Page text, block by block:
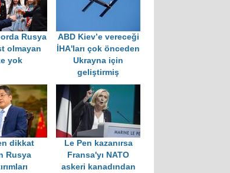
Rusya
olmayan
yok
ABD Kiev’e vereceği
İHA'ları çok önceden
Ukrayna için
geliştirmiş
dikkat
Rusya
Le Pen kazanırsa
Fransa'yı NATO
askeri kanadından